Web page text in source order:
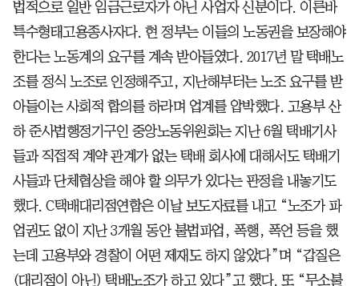
법적으로 일반 임금근로자가 아닌 사업자 신분이다. 이른바
특수형태고용종사자다. 현 정부는 이들의 노동권을 보장해야
한다는 노동계의 요구를 계속 받아들였다. 2017년 말 택배노
조를 정식 노조로 인정해주고, 지난해부터는 노조 요구를 받
아들이는 사회적 합의를 하라며 업계를 압박했다. 고용부 산
하 준사법행정기구인 중앙노동위원회는 지난 6월 택배기사
들과 직접적 계약 관계가 없는 택배 회사에 대해서도 택배기
사들과 단체협상을 해야 할 의무가 있다는 판정을 내놓기도
했다. C택배대리점연합은 이날 보도자료를 내고 “노조가 파
업권도 없이 지난 3개월 동안 불법파업, 폭행, 폭언 등을 했
는데 고용부와 경찰이 어떤 제재도 하지 않았다”며 “갑질은
(대리점이 아닌) 택배노조가 하고 있다”고 했다. 또 “무소불